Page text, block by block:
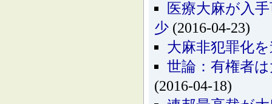
医療大麻が入
少 (2016-04-23)
大麻非犯罪化
世論：有権者
(2016-04-18)